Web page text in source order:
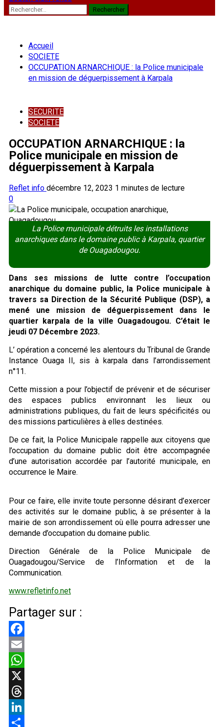
Rechercher :
Accueil
SOCIETE
OCCUPATION ARNARCHIQUE : la Police municipale
en mission de déguerpissement à Karpala
SECURITE
SOCIETE
OCCUPATION ARNARCHIQUE : la
Police municipale en mission de
déguerpissement à Karpala
Reflet info décembre 12, 2023 1 minutes de lecture
0
La Police municipale détruits les installations
anarchiques dans le domaine public à Karpala, quartier
de Ouagadougou.
Dans ses missions de lutte contre l’occupation
anarchique du domaine public, la Police municipale à
travers sa Direction de la Sécurité Publique (DSP), a
mené une mission de déguerpissement dans le
quartier karpala de la ville Ouagadougou. C’était le
jeudi 07 Décembre 2023.
L’ opération a concerné les alentours du Tribunal de Grande
Instance Ouaga II, sis à karpala dans l’arrondissement
n°11.
Cette mission a pour l’objectif de prévenir et de sécuriser
des espaces publics environnant les lieux ou
administrations publiques, du fait de leurs spécificités ou
des missions particulières à elles destinées.
De ce fait, la Police Municipale rappelle aux citoyens que
l’occupation du domaine public doit être accompagnée
d’une autorisation accordée par l’autorité municipale, en
occurrence le Maire.
Pour ce faire, elle invite toute personne désirant d’exercer
des activités sur le domaine public, à se présenter à la
mairie de son arrondissement où elle pourra adresser une
demande d’occupation du domaine public.
Direction Générale de la Police Municipale de
Ouagadougou/Service de l’Information et de la
Communication.
www.refletinfo.net
Partager sur :
Facebook
Email
WhatsApp
X
Threads
LinkedIn